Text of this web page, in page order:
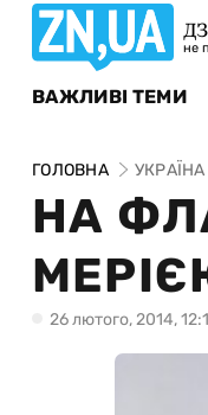
не
ВАЖЛИВІ ТЕМИ
ГОЛОВНА УКРАЇНА
НА
26 лютого, 2014,